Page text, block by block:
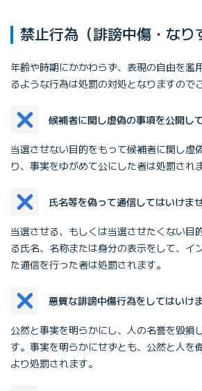
禁止行為（誹謗中傷・なり
年齢や時期にかかわらず、表現の自由を濫
るような行為は処罰の対処となりますので
候補者に関し虚偽の事項を公開し
当選させない目的をもって候補者に関し虚
り、事実をゆがめて公にした者は処罰され
氏名等を偽って通信してはいけま
当選させる、もしくは当選させたくない目
る氏名、名称または身分の表示をして、イ
た通信を行った者は処罰されます。
悪質な誹謗中傷行為をしてはいけ
公然と事実を明らかにし、人の名誉を毀損
す。事実を明らかにせずとも、公然と人を
より処罰されます。